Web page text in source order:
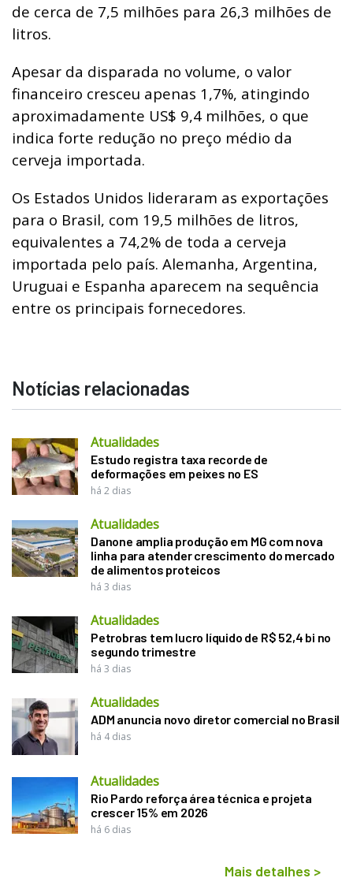
de cerca de 7,5 milhões para 26,3 milhões de
litros.
Apesar da disparada no volume, o valor
financeiro cresceu apenas 1,7%, atingindo
aproximadamente US$ 9,4 milhões, o que
indica forte redução no preço médio da
cerveja importada.
Os Estados Unidos lideraram as exportações
para o Brasil, com 19,5 milhões de litros,
equivalentes a 74,2% de toda a cerveja
importada pelo país. Alemanha, Argentina,
Uruguai e Espanha aparecem na sequência
entre os principais fornecedores.
Notícias relacionadas
Atualidades
Estudo registra taxa recorde de
deformações em peixes no ES
há 2 dias
Atualidades
Danone amplia produção em MG com nova
linha para atender crescimento do mercado
de alimentos proteicos
há 3 dias
Atualidades
Petrobras tem lucro líquido de R$ 52,4 bi no
segundo trimestre
há 3 dias
Atualidades
ADM anuncia novo diretor comercial no Brasil
há 4 dias
Atualidades
Rio Pardo reforça área técnica e projeta
crescer 15% em 2026
há 6 dias
Mais detalhes >